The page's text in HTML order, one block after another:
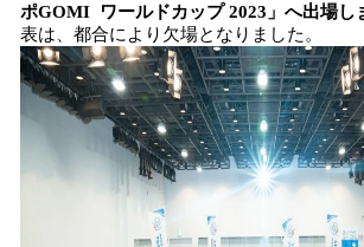
で
す
ポGOMI ワールドカップ 2023」へ出場し
表は、都合により欠場となりました。